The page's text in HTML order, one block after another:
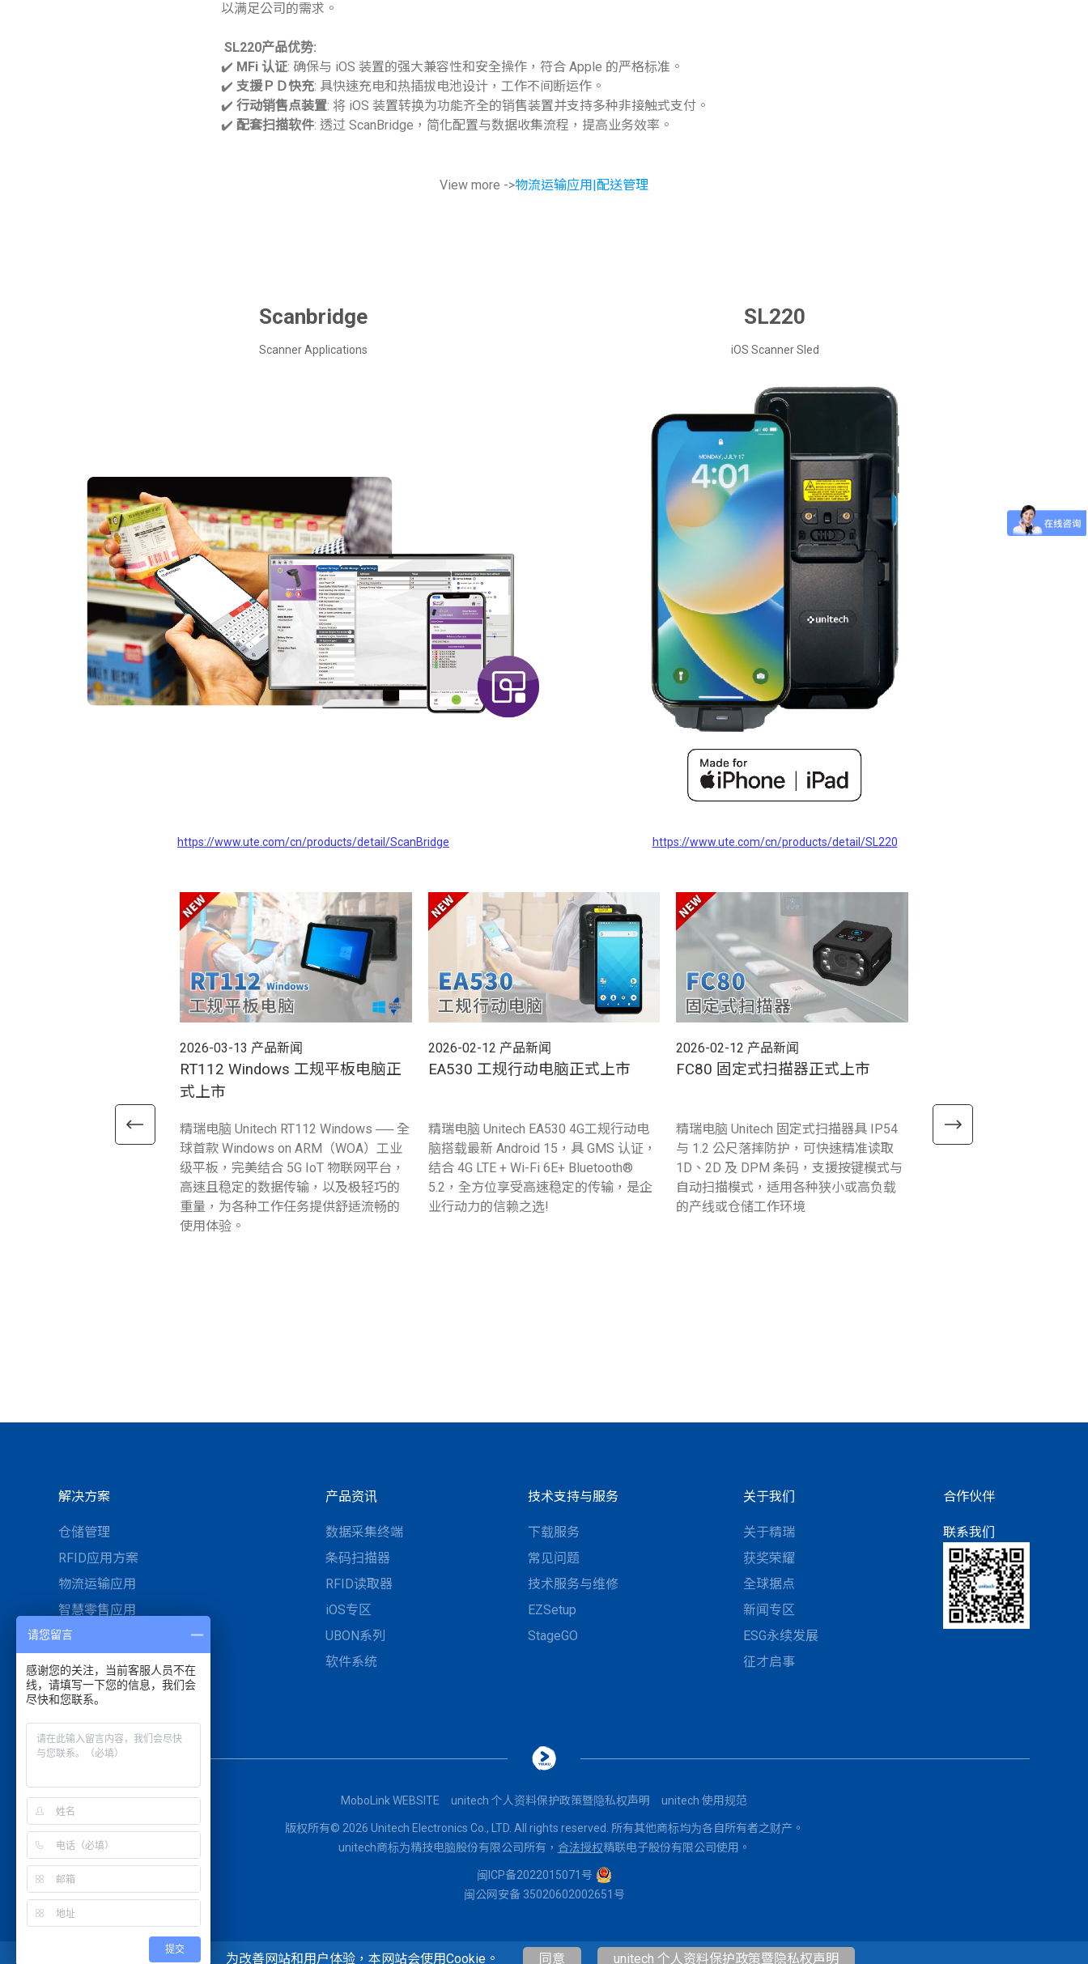
为改善网站和用户体验，本网站会使用Cookie。 同意 unitech 个人资料保护政策暨隐私权声明
以满足公司的需求。
SL220产品优势:
✔️ MFi 认证: 确保与 iOS 装置的强大兼容性和安全操作，符合 Apple 的严格标准。
✔️ 支援ＰＤ快充: 具快速充电和热插拔电池设计，工作不间断运作。
✔️ 行动销售点装置: 将 iOS 装置转换为功能齐全的销售装置并支持多种非接触式支付。
✔️ 配套扫描软件: 透过 ScanBridge，简化配置与数据收集流程，提高业务效率。
View more ->物流运输应用|配送管理
Scanbridge
Scanner Applications
SL220
iOS Scanner Sled
https://www.ute.com/cn/products/detail/ScanBridge https://www.ute.com/cn/products/detail/SL220
2026-03-13 产品新闻
RT112 Windows 工规平板电脑正
式上市
精瑞电脑 Unitech RT112 Windows ── 全
球首款 Windows on ARM（WOA）工业
级平板，完美结合 5G IoT 物联网平台，
高速且稳定的数据传输，以及极轻巧的
重量，为各种工作任务提供舒适流畅的
使用体验。
2026-02-12 产品新闻
EA530 工规行动电脑正式上市
精瑞电脑 Unitech EA530 4G工规行动电
脑搭载最新 Android 15，具 GMS 认证，
结合 4G LTE + Wi-Fi 6E+ Bluetooth®
5.2，全方位享受高速稳定的传输，是企
业行动力的信赖之选!
2026-02-12 产品新闻
FC80 固定式扫描器正式上市
精瑞电脑 Unitech 固定式扫描器具 IP54
与 1.2 公尺落摔防护，可快速精准读取
1D、2D 及 DPM 条码，支援按键模式与
自动扫描模式，适用各种狭小或高负载
的产线或仓储工作环境
精瑞电脑Unitech 将RFID 读
描功能整合于一机，推出
解决方案
仓储管理
RFID应用方案
物流运输应用
智慧零售应用
智慧医疗与UDI医材管理
工业自动化与智慧制造
停车开单管理与现场服务
产品资讯
数据采集终端
条码扫描器
RFID读取器
iOS专区
UBON系列
软件系统
技术支持与服务
下载服务
常见问题
技术服务与维修
EZSetup
StageGO
关于我们
关于精瑞
获奖荣耀
全球据点
新闻专区
ESG永续发展
征才启事
合作伙伴
联系我们
MoboLink WEBSITE unitech 个人资料保护政策暨隐私权声明 unitech 使用规范
版权所有© 2026 Unitech Electronics Co., LTD. All rights reserved. 所有其他商标均为各自所有者之财产。
unitech商标为精技电脑股份有限公司所有， 合法授权精联电子股份有限公司使用。
闽ICP备2022015071号
闽公网安备 35020602002651号
请您留言
感谢您的关注，当前客服人员不在
线，请填写一下您的信息，我们会
尽快和您联系。
提交